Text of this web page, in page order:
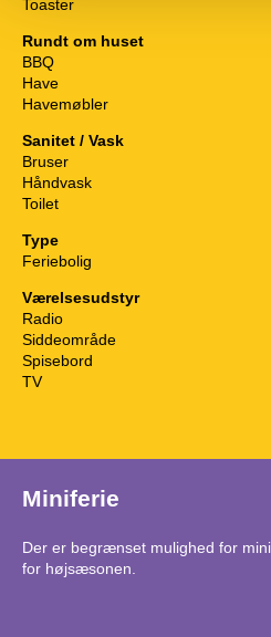
Toaster
Rundt om huset
BBQ
Have
Havemøbler
Sanitet / Vask
Bruser
Håndvask
Toilet
Type
Feriebolig
Værelsesudstyr
Radio
Siddeområde
Spisebord
TV
Miniferie
Der er begrænset mulighed for
for højsæsonen.